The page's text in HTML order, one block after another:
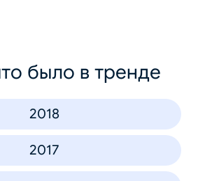
было в тренде
2018
2017